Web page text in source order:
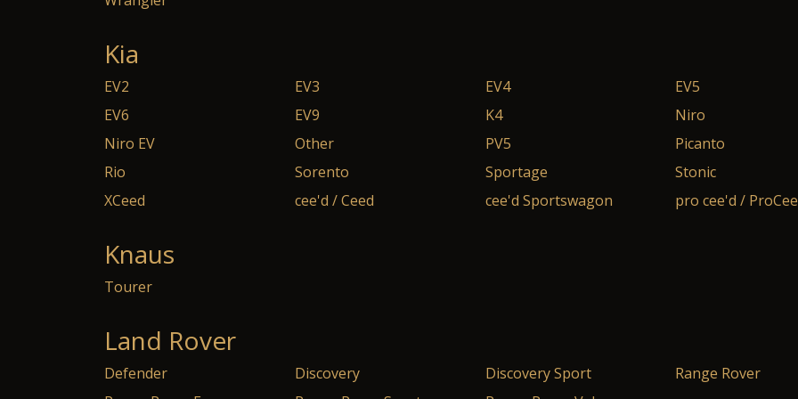
Kia
EV2 EV3 EV4
EV5
EV6
EV9 K4
Niro
Niro EV
Other PV5
Picanto
Rio
Sorento Sportage
Stonic
XCeed
cee'd / Ceed cee'd Sportswagon pro cee'd /
Knaus
Tourer
Land Rover
Defender Discovery Discovery Sport
Range Rover